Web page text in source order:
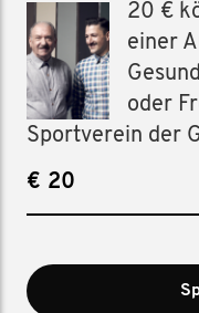
20 €
einer
oder
Sportverein der
€